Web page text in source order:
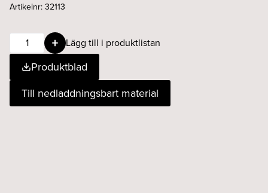
Artikelnr:32113
BEAM
zoom
9/13W
Bikakeraster
mängd
Lägg till i produktlistan
Produktblad
Till nedladdningsbart material